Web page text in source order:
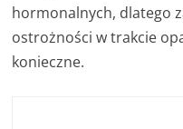
hormonalnych, dlatego
ostrożności w trakcie
konieczne.